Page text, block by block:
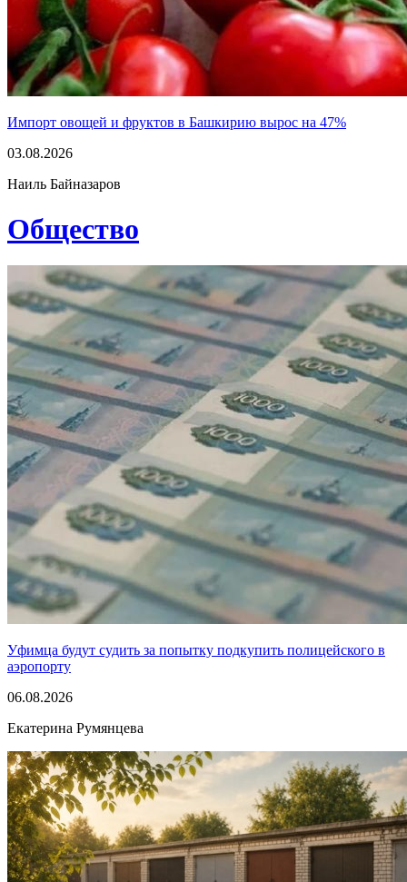
Импорт овощей и фруктов в Башкирию вырос на 47%
03.08.2026
Наиль Байназаров
Общество
Уфимца будут судить за попытку подкупить полицейского в
аэропорту
06.08.2026
Екатерина Румянцева